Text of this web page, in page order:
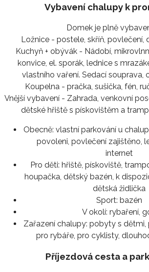
Vybavení chalupy k
Domek je plně
Ložnice - postele, skříň, povlečení,
Kuchyň + obývák - Nádobí,
konvice, el. sporák, lednice s
vlastního vaření. Sedací souprava,
Koupelna - pračka, sušička, fén,
Vnější vybavení - Zahrada, venkovní
dětské hřiště s pískovištěm a
Obecně: vlastní parkování u
povoleni, povlečení zajištěno,
internet
Pro děti: hřiště, pískoviště,
houpačka, dětský bazén, k
dětská židlička
Sport: bazén
V okolí: rybaření,
Zařazení chalupy: pobyty s dětmi,
pro rybáře, pro cyklisty,
Příjezdová cesta a